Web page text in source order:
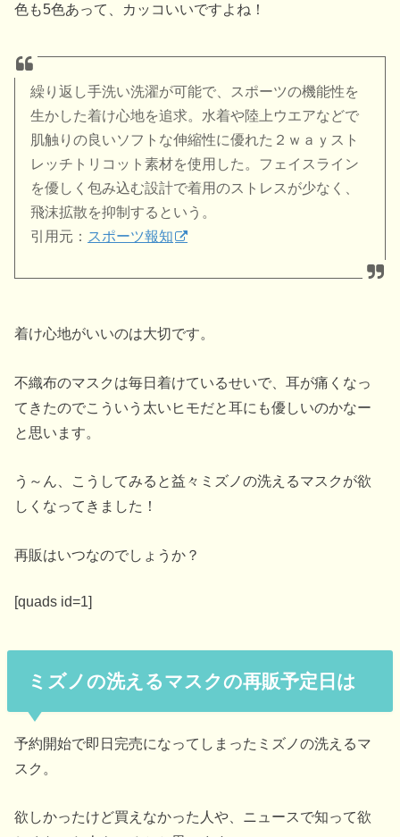
色も5色あって、カッコいいですよね！
繰り返し手洗い洗濯が可能で、スポーツの機能性を
生かした着け心地を追求。水着や陸上ウエアなどで
肌触りの良いソフトな伸縮性に優れた２ｗａｙスト
レッチトリコット素材を使用した。フェイスライン
を優しく包み込む設計で着用のストレスが少なく、
飛沫拡散を抑制するという。
引用元： スポーツ報知
着け心地がいいのは大切です。
不織布のマスクは毎日着けているせいで、耳が痛くなっ
てきたのでこういう太いヒモだと耳にも優しいのかなー
と思います。
う～ん、こうしてみると益々ミズノの洗えるマスクが欲
しくなってきました！
再販はいつなのでしょうか？
[quads id=1]
ミズノの洗えるマスクの再販予定日は
予約開始で即日完売になってしまったミズノの洗えるマ
スク。
欲しかったけど買えなかった人や、ニュースで知って欲